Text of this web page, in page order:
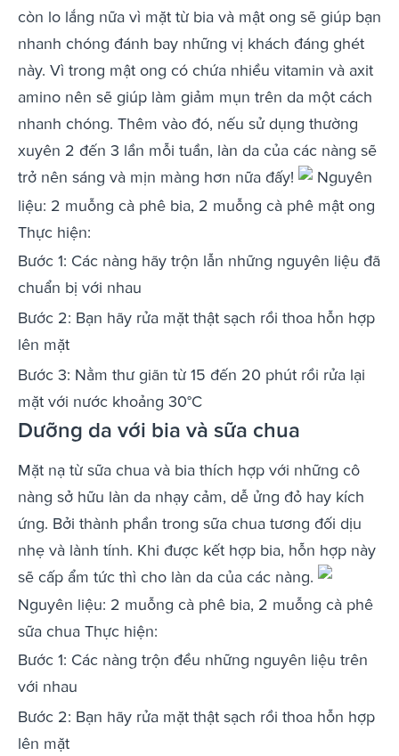
còn lo lắng nữa vì mặt từ bia và mật ong sẽ giúp bạn
nhanh chóng đánh bay những vị khách đáng ghét
này. Vì trong mật ong có chứa nhiều vitamin và axit
amino nên sẽ giúp làm giảm mụn trên da một cách
nhanh chóng. Thêm vào đó, nếu sử dụng thường
xuyên 2 đến 3 lần mỗi tuần, làn da của các nàng sẽ
trở nên sáng và mịn màng hơn nữa đấy!
Nguyên
liệu: 2 muỗng cà phê bia, 2 muỗng cà phê mật ong
Thực hiện:
Bước 1: Các nàng hãy trộn lẫn những nguyên liệu đã
chuẩn bị với nhau
Bước 2: Bạn hãy rửa mặt thật sạch rồi thoa hỗn hợp
lên mặt
Bước 3: Nằm thư giãn từ 15 đến 20 phút rồi rửa lại
mặt với nước khoảng 30°C
Dưỡng da với bia và sữa chua
Mặt nạ từ sữa chua và bia thích hợp với những cô
nàng sở hữu làn da nhạy cảm, dễ ửng đỏ hay kích
ứng. Bởi thành phần trong sữa chua tương đối dịu
nhẹ và lành tính. Khi được kết hợp bia, hỗn hợp này
sẽ cấp ẩm tức thì cho làn da của các nàng.
Nguyên liệu: 2 muỗng cà phê bia, 2 muỗng cà phê
sữa chua Thực hiện:
Bước 1: Các nàng trộn đều những nguyên liệu trên
với nhau
Bước 2: Bạn hãy rửa mặt thật sạch rồi thoa hỗn hợp
lên mặt